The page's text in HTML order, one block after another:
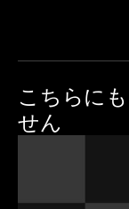
こちらにも
せん